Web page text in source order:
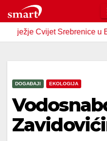
to
content
Cvijet Srebrenice u
DOGAĐAJI EKOLOGIJA